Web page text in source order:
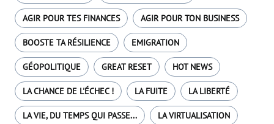
AGIR POUR TES FINANCES AGIR POUR TON BUSINESS
BOOSTE TA RÉSILIENCE EMIGRATION
GÉOPOLITIQUE GREAT RESET HOT NEWS
LA CHANCE DE L'ÉCHEC ! LA FUITE LA LIBERTÉ
LA VIE, DU TEMPS QUI PASSE... LA VIRTUALISATION